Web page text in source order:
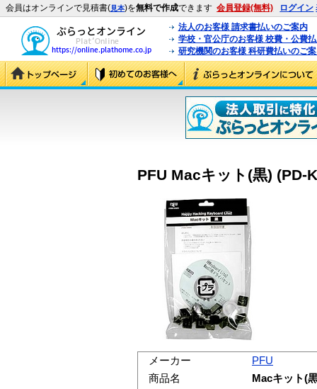
会員はオンラインで見積書(見本)を無料で作成できます 会員登録(無料) ログイン
法人のお客様 請求書払いのご案内
学校・官公庁のお客様 校費・公費
研究機関のお客様 科研費払いのご
PFU Macキット(黒) (PD-
メーカー
PFU
商品名
Macキット(